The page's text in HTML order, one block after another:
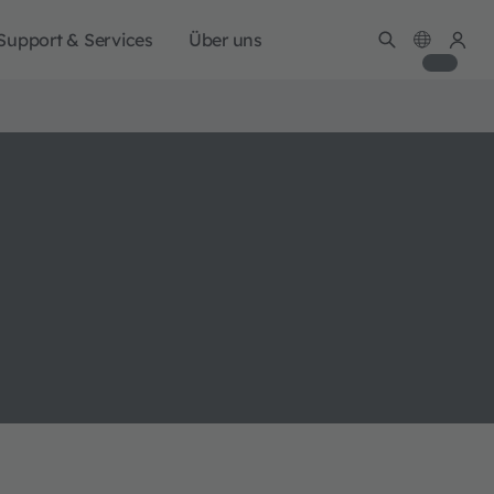
& Services Über uns